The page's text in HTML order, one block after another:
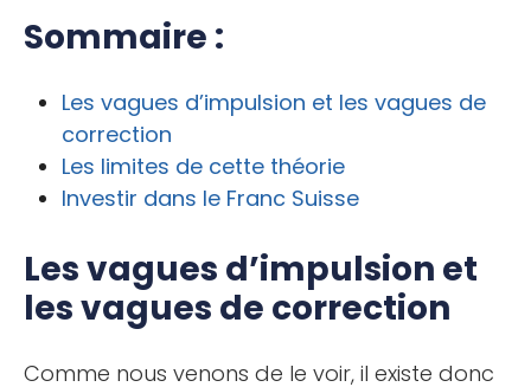
Sommaire :
Les vagues d’impulsion et les vagues de
correction
Les limites de cette théorie
Investir dans le Franc Suisse
Les vagues d’impulsion et
les vagues de correction
Comme nous venons de le voir, il existe donc